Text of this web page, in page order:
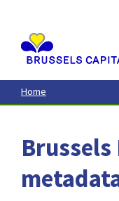
contenu
principal
Home